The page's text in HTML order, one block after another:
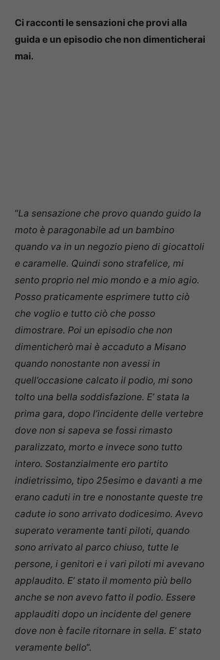
Ci racconti le sensazioni che provi alla
guida e un episodio che non dimenticherai
mai.
“La sensazione che provo quando guido la
moto è paragonabile ad un bambino
quando va in un negozio pieno di giocattoli
e caramelle. Quindi sono strafelice, mi
sento proprio nel mio mondo e a mio agio.
Posso praticamente esprimere tutto ciò
che voglio e tutto ciò che posso
dimostrare. Poi un episodio che non
dimenticherò mai è accaduto a Misano
quando nonostante non avessi in
quell’occasione calcato il podio, mi sono
tolto una bella soddisfazione. E’ stata la
prima gara, dopo l’incidente delle vertebre
dove non si sapeva se fossi rimasto
paralizzato, morto e invece sono tutto
intero. Sostanzialmente ero partito
indietrissimo, tipo 25esimo e davanti a me
erano caduti in tre e nonostante queste tre
cadute io sono arrivato dodicesimo. Avevo
superato veramente tanti piloti, quando
sono arrivato al parco chiuso, tutte le
persone, i genitori e i vari piloti mi avevano
applaudito. E’ stato il momento più bello
anche se non avevo fatto il podio. Essere
applauditi dopo un incidente del genere
dove non è facile ritornare in sella. E’ stato
veramente bello”.